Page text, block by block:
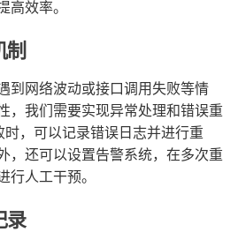
效率。
制
到网络波动或接口调用失败等情
，我们需要实现异常处理和错误重
，可以记录错误日志并进行重
，还可以设置告警系统，在多次重
人工干预。
录